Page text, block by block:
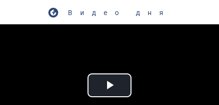
Видео дня
Play Video